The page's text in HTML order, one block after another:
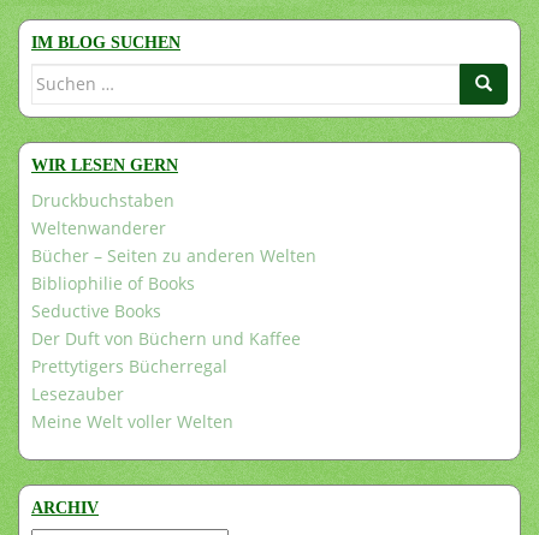
IM BLOG SUCHEN
Suchen
WIR LESEN GERN
Druckbuchstaben
Weltenwanderer
Bücher – Seiten zu anderen Welten
Bibliophilie of Books
Seductive Books
Der Duft von Büchern und Kaffee
Prettytigers Bücherregal
Lesezauber
Meine Welt voller Welten
ARCHIV